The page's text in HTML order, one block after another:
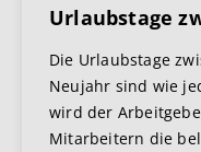
Urlaubstage
Die Urlaubstage
Neujahr sind wie
wird der
Mitarbeitern die